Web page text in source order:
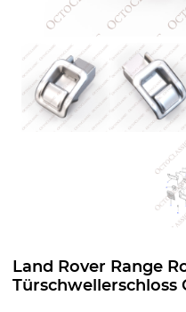
Land Rover Range
Türschwellerschloss